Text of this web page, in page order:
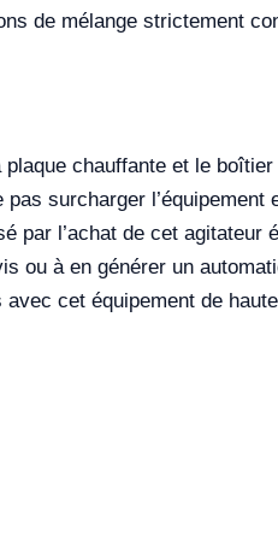
de mélange strictement
chauffante et le
surcharger l’équipement
par l’achat de cet agitateur
ou à en générer un
cet équipement de